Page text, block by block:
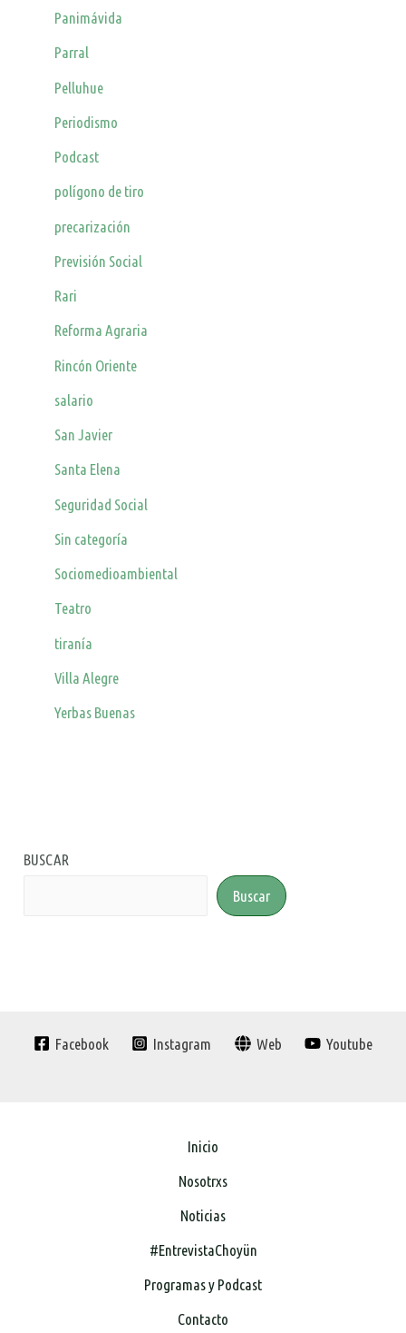
Panimávida
Parral
Pelluhue
Periodismo
Podcast
polígono de tiro
precarización
Previsión Social
Rari
Reforma Agraria
Rincón Oriente
salario
San Javier
Santa Elena
Seguridad Social
Sin categoría
Sociomedioambiental
Teatro
tiranía
Villa Alegre
Yerbas Buenas
BUSCAR
Buscar
Facebook Instagram Web Youtube
Inicio
Nosotrxs
Noticias
#EntrevistaChoyün
Programas y Podcast
Contacto